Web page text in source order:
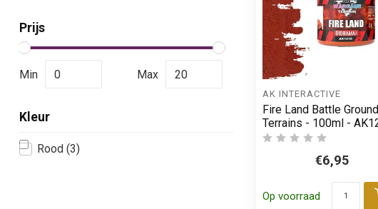
Kleur
Rood (3)
Prijs
Min Max
AK INTERACTIVE
Fire Land Battle Ground
Terrains - 100ml -
€6,95
Op voorraad